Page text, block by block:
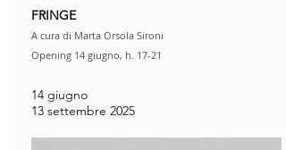
FRINGE
A cura di Marta Orsola Sironi
Opening 14 giugno, h. 17-21​
14 giugno
13 settembre 2025